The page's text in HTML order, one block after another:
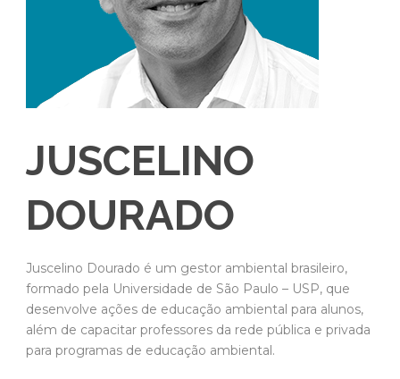
JUSCELINO
DOURADO
Juscelino Dourado é um gestor ambiental brasileiro,
formado pela Universidade de São Paulo – USP, que
desenvolve ações de educação ambiental para alunos,
além de capacitar professores da rede pública e privada
para programas de educação ambiental.